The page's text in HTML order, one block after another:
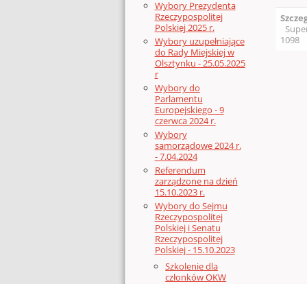
Wybory Prezydenta
Rzeczypospolitej
Polskiej 2025 r.
Wybory uzupełniające
do Rady Miejskiej w
Olsztynku - 25.05.2025
r
Wybory do
Parlamentu
Europejskiego - 9
czerwca 2024 r.
Wybory
samorządowe 2024 r.
- 7.04.2024
Referendum
zarządzone na dzień
15.10.2023 r.
Wybory do Sejmu
Rzeczypospolitej
Polskiej i Senatu
Rzeczypospolitej
Polskiej - 15.10.2023
Szkolenie dla
członków OKW
1098